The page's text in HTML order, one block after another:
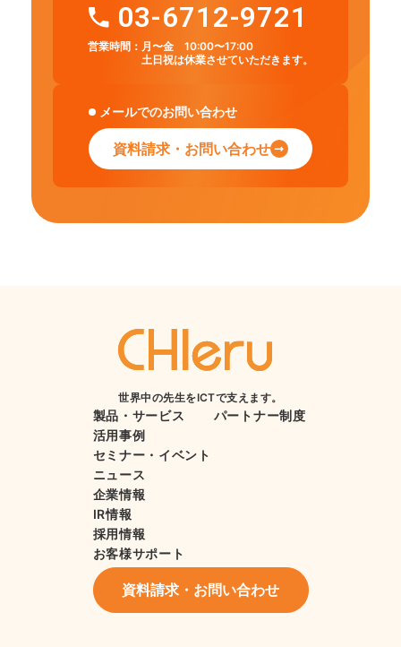
03-6712-9721
営業時間： 月〜金 10:00〜17:00
土日祝は休業させていただきます。
メールでのお問い合わせ
資料請求・お問い合わせ
世界中の先生をICTで支えます。
製品・サービス
活用事例
セミナー・イベント
ニュース
企業情報
IR情報
採用情報
お客様サポート
パートナー制度
資料請求・お問い合わせ